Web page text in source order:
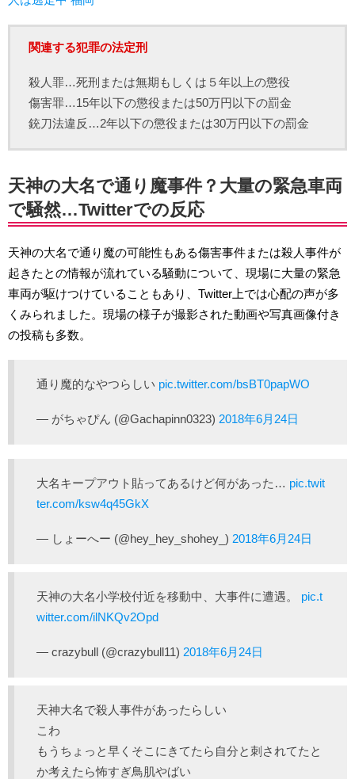
関連する犯罪の法定刑
殺人罪…死刑または無期もしくは５年以上の懲役
傷害罪…15年以下の懲役または50万円以下の罰金
銃刀法違反…2年以下の懲役または30万円以下の罰金
天神の大名で通り魔事件？大量の緊急車両
で騒然…Twitterでの反応
天神の大名で通り魔の可能性もある傷害事件または殺人事件が
起きたとの情報が流れている騒動について、現場に大量の緊急
車両が駆けつけていることもあり、Twitter上では心配の声が多
くみられました。現場の様子が撮影された動画や写真画像付き
の投稿も多数。
通り魔的なやつらしい pic.twitter.com/bsBT0papWO
— がちゃぴん (@Gachapinn0323) 2018年6月24日
大名キープアウト貼ってあるけど何があった… pic.twit
ter.com/ksw4q45GkX
— しょーへー (@hey_hey_shohey_) 2018年6月24日
天神の大名小学校付近を移動中、大事件に遭遇。 pic.t
witter.com/ilNKQv2Opd
— crazybull (@crazybull11) 2018年6月24日
天神大名で殺人事件があったらしい
こわ
もうちょっと早くそこにきてたら自分と刺されてたと
か考えたら怖すぎ鳥肌やばい